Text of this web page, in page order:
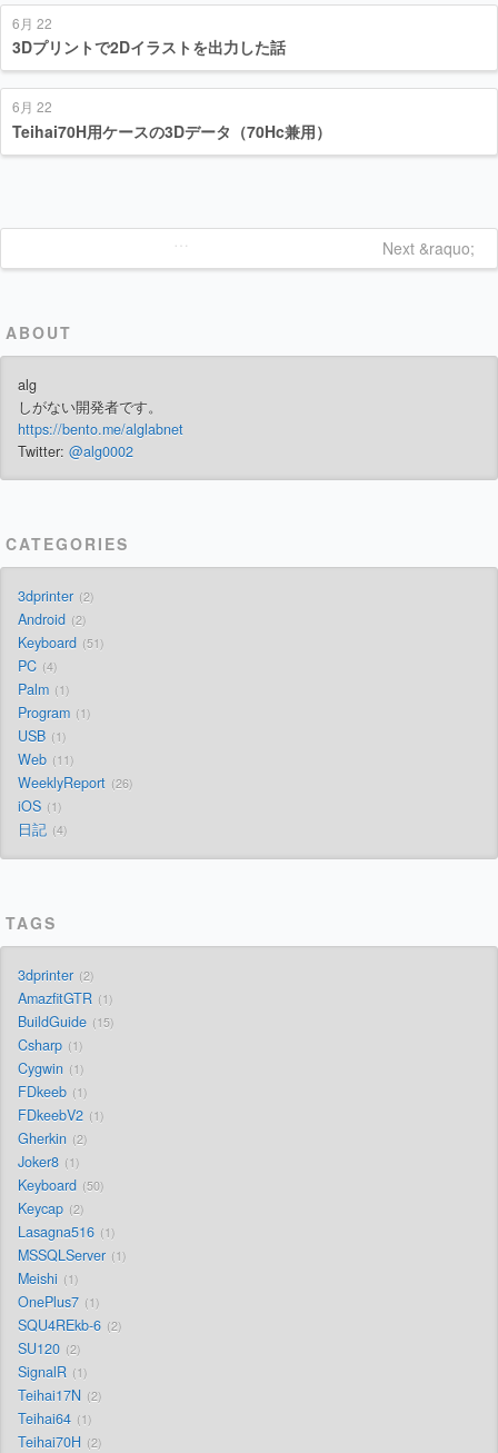
6月 22
3Dプリントで2Dイラストを出力した話
6月 22
Teihai70H用ケースの3Dデータ（70Hc兼用）
… Next &raquo;
ABOUT
alg
しがない開発者です。
https://bento.me/alglabnet
Twitter: @alg0002
CATEGORIES
3dprinter 2
Android 2
Keyboard 51
PC 4
Palm 1
Program 1
USB 1
Web 11
WeeklyReport 26
iOS 1
日記 4
TAGS
3dprinter 2
AmazfitGTR 1
BuildGuide 15
Csharp 1
Cygwin 1
FDkeeb 1
FDkeebV2 1
Gherkin 2
Joker8 1
Keyboard 50
Keycap 2
Lasagna516 1
MSSQLServer 1
Meishi 1
OnePlus7 1
SQU4REkb-6 2
SU120 2
SignalR 1
Teihai17N 2
Teihai64 1
Teihai70H 2